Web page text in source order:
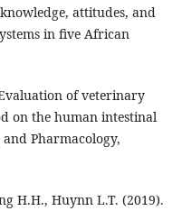
attitudes, and
in five African
of veterinary
on the human intestinal
Pharmacology,
H.H., Huynn L.T. (2019).